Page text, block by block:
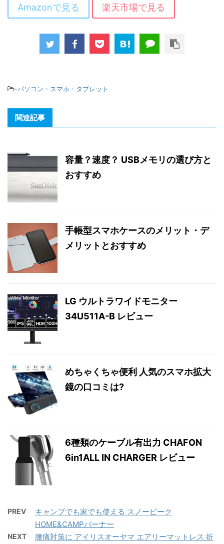
Amazonで見る 楽天市場で見る
-パソコン・スマホ・タブレット
関連記事
容量？速度？ USBメモリの選び方と
おすすめ
手帳型スマホケースのメリット・デ
メリットとおすすめ
LG ウルトラワイドモニター
34U511A-B レビュー
めちゃくちゃ便利 人気のスマホ拡大
鏡の口コミは?
6種類のケーブル有出力 CHAFON
6in1ALL IN CHARGER レビュー
PREV
キャンプでも家でも使える スノーピーク
HOME&CAMPバーナー
NEXT
腰痛対策に アイリスオーヤマ エアリーマットレス 折